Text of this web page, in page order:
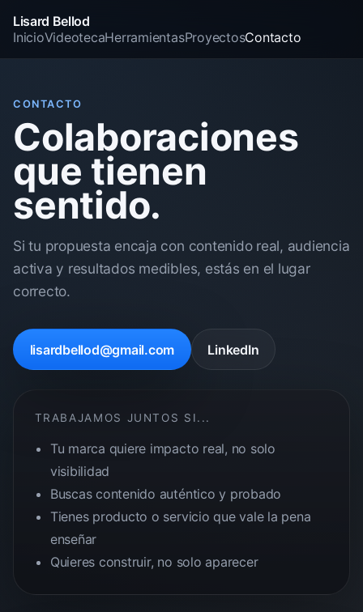
Lisard Bellod
InicioVideotecaHerramientasProyectosContacto
CONTACTO
Colaboraciones
que tienen
sentido.
Si tu propuesta encaja con contenido real, audiencia
activa y resultados medibles, estás en el lugar
correcto.
lisardbellod@gmail.com LinkedIn
TRABAJAMOS JUNTOS SI...
Tu marca quiere impacto real, no solo
visibilidad
Buscas contenido auténtico y probado
Tienes producto o servicio que vale la pena
enseñar
Quieres construir, no solo aparecer